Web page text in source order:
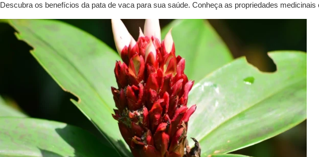
Descubra os benefícios da pata de vaca para sua saúde. Conheça as propriedades